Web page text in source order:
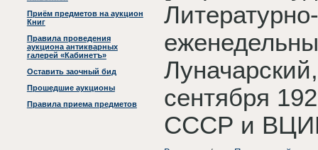
Приём предметов на аукцион
Книг
Правила проведения
аукциона антикварных
галерей «Кабинетъ»
Оставить заочный бид
Прошедшие аукционы
Правила приема предметов
сентября
СССР и